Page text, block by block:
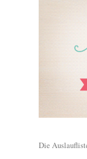
Die